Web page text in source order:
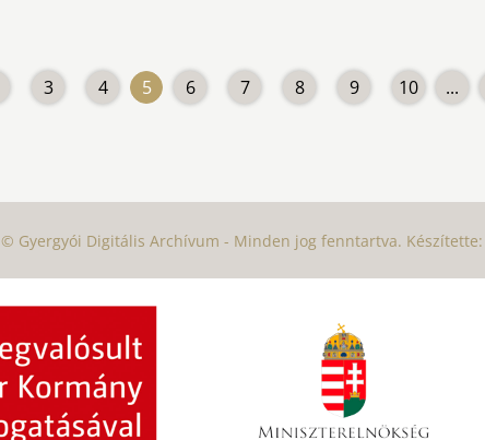
3 4 5 6 7 8 9 10 ...
Gyergyói Digitális Archívum - Minden jog fenntartva. Készítette: